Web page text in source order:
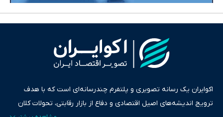
اکوایران یک رسانه تصویری و پلتفرم چندرسانه‌ای است که با هدف
ترویج اندیشه‌های اصیل اقتصادی و دفاع از بازار رقابتی، تحولات کلان